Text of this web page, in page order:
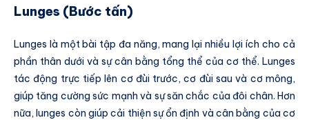
Lunges (Bước tấn)
Lunges là một bài tập đa năng, mang lại nhiều lợi ích cho cả
phần thân dưới và sự cân bằng tổng thể của cơ thể. Lunges
tác động trực tiếp lên cơ đùi trước, cơ đùi sau và cơ mông,
giúp tăng cường sức mạnh và sự săn chắc của đôi chân. Hơn
nữa, lunges còn giúp cải thiện sự ổn định và cân bằng của cơ